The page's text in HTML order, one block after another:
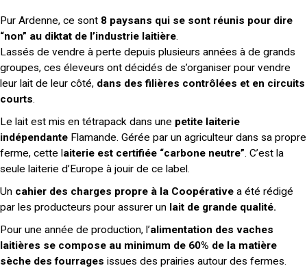
Pur Ardenne, ce sont 8 paysans qui se sont réunis pour dire
“non” au diktat de l’industrie laitière.
Lassés de vendre à perte depuis plusieurs années à de grands
groupes, ces éleveurs ont décidés de s’organiser pour vendre
leur lait de leur côté, dans des filières contrôlées et en circuits
courts.
Le lait est mis en tétrapack dans une petite laiterie
indépendante Flamande. Gérée par un agriculteur dans sa propre
ferme, cette laiterie est certifiée “carbone neutre”. C’est la
seule laiterie d’Europe à jouir de ce label.
Un cahier des charges propre à la Coopérative a été rédigé
par les producteurs pour assurer un lait de grande qualité.
Pour une année de production, l’alimentation des vaches
laitières se compose au minimum de 60% de la matière
sèche des fourrages issues des prairies autour des fermes.